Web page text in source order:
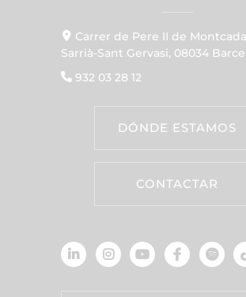
Carrer de Pere II de
Sarrià-Sant Gervasi, 08034
932 03 28 12
DÓNDE ESTAMOS
CONTACTAR